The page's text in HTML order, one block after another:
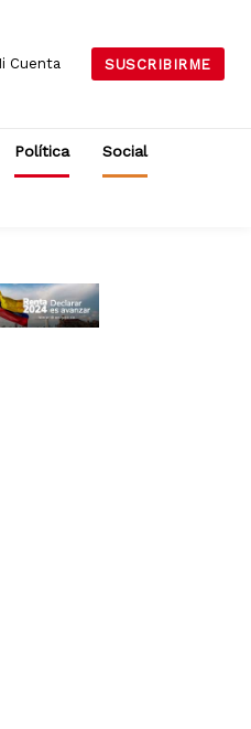
Cuenta SUSCRIBIRME
Política Social